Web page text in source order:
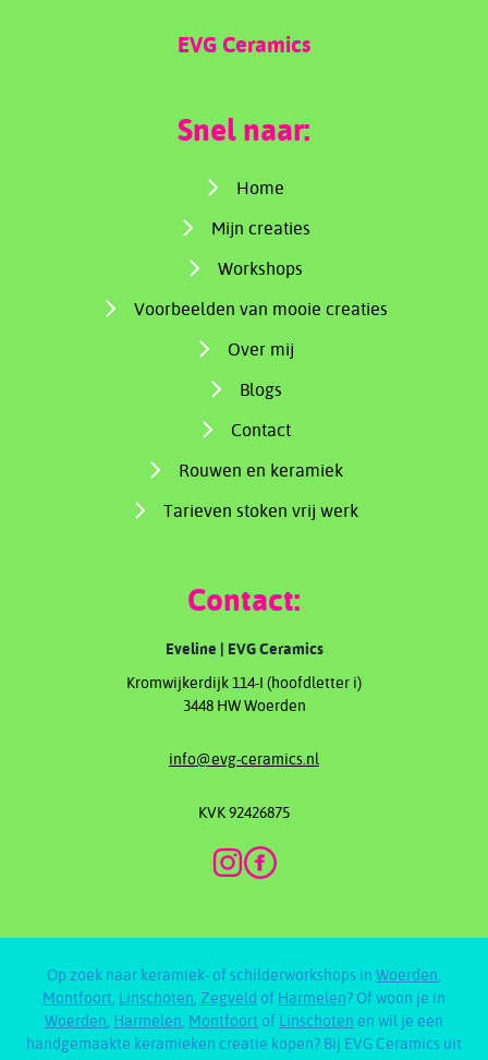
EVG Ceramics
Snel naar:
Home
Mijn creaties
Workshops
Voorbeelden van mooie creaties
Over mij
Blogs
Contact
Rouwen en keramiek
Tarieven stoken vrij werk
Contact:
Eveline | EVG Ceramics
Kromwijkerdijk 114-I (hoofdletter i)
3448 HW Woerden
info@evg-ceramics.nl
KVK 92426875
Op zoek naar keramiek- of schilderworkshops in Woerden,
Montfoort, Linschoten, Zegveld of Harmelen? Of woon je in
Woerden, Harmelen, Montfoort of Linschoten en wil je een
handgemaakte keramieken creatie kopen? Bij EVG Ceramics uit